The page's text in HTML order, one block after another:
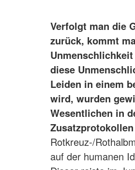
Verfolgt man die
zurück, kommt
diese
Leiden in einem
wird, wurden
Wesentlichen in
Rotkreuz-/
auf der humanen